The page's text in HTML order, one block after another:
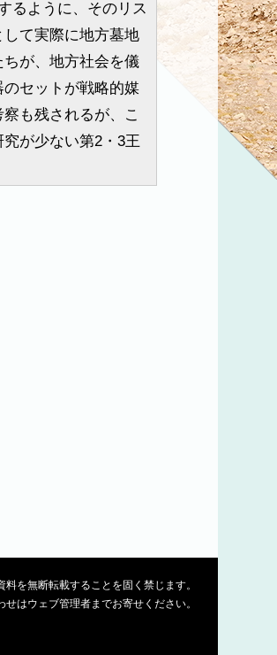
るように、そのリス
て実際に地方墓地
が、地方社会を儀
セットが戦略的媒
も残されるが、こ
が少ない第2・3王
を無断転載することを固く禁じます。
はウェブ管理者までお寄せください。